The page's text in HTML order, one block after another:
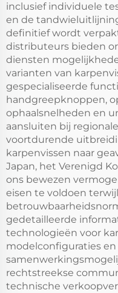
inclusief individuele
en de
definitief wordt
distributeurs bieden
diensten
varianten van
gespecialiseerde
handgreepknoppen,
ophaalsnelheden en
aansluiten bij
voortdurende
karpenvissen naar
Japan, het Verenigd
ons bewezen
eisen te voldoen
gedetailleerde
technologieën voor
modelconfiguraties en
rechtstreekse
technische